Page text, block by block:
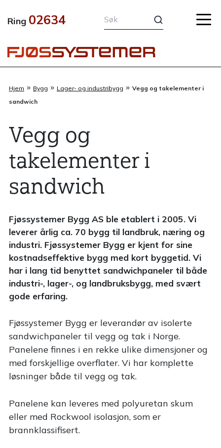
rett
innholdet
Ring 02634
Hjem » Bygg » Lager- og industribygg » Vegg og takelementer i
sandwich
Vegg og
takelementer i
sandwich
Fjøssystemer Bygg AS ble etablert i 2005. Vi
leverer årlig ca. 70 bygg til landbruk, næring og
industri. Fjøssystemer Bygg er kjent for sine
kostnadseffektive bygg med kort byggetid. Vi
har i lang tid benyttet sandwichpaneler til både
industri-, lager-, og landbruksbygg, med svært
gode erfaring.
Fjøssystemer Bygg er leverandør av isolerte
sandwichpaneler til vegg og tak i Norge.
Panelene finnes i en rekke ulike dimensjoner og
med forskjellige overflater. Vi har komplette
løsninger både til vegg og tak.
Panelene kan leveres med polyuretan skum
eller med Rockwool isolasjon, som er
brannklassifisert.